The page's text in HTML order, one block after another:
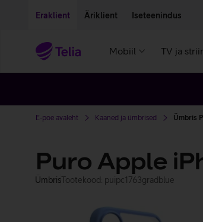
Eraklient Äriklient Iseteenindus
Mobiil TV ja
E-poe avaleht Kaaned ja ümbrised Ümbris
Puro Apple
ÜmbrisTootekood: puipc1763gradblue